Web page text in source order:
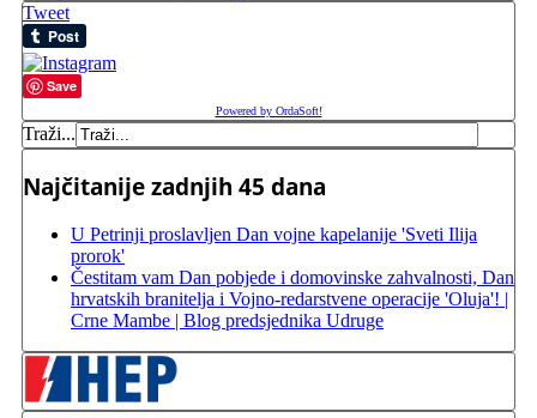
Tweet
Save
Powered by OrdaSoft!
Traži...
Najčitanije zadnjih 45 dana
U Petrinji proslavljen Dan vojne kapelanije 'Sveti Ilija
prorok'
Čestitam vam Dan pobjede i domovinske zahvalnosti, Dan
hrvatskih branitelja i Vojno-redarstvene operacije 'Oluja'! |
Crne Mambe | Blog predsjednika Udruge